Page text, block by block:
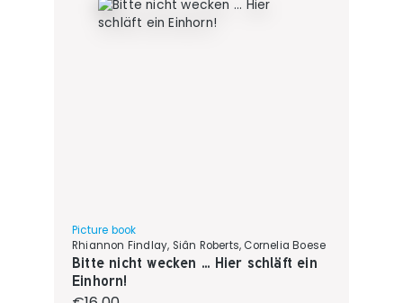
Picture book
Rhiannon Findlay, Siân Roberts, Cornelia Boese
Bitte nicht wecken ... Hier schläft ein
Einhorn!